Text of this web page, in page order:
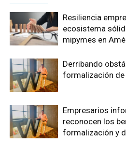
Resiliencia
ecosistema
mipymes en
Derribando
formalización
Empresarios
reconocen los
formalización y